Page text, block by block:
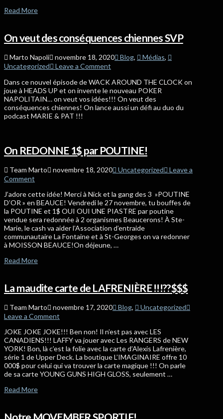
Read More
On veut des conséquences chiennes SVP
Marto Napoli novembre 18, 2020 Blog, Médias,
Uncategorized
Leave a Comment
Dans ce nouvel épisode de WACK AROUND THE CLOCK on
joue à HEADS UP et on invente le nouveau POKER
NAPOLITAIN… on veut vos idées!!! On veut des
conséquences chiennes! On lance aussi un défi au duo du
podcast MARIE & PAT !!!
On REDONNE 1$ par POUTINE!
Team Marto novembre 18, 2020 Uncategorized
Leave a
Comment
J’adore cette idée! Merci à Nick et la gang des 3 »POUTINE
D’OR » en BEAUCE! Vendredi le 27 novembre, tu bouffes de
la POUTINE et 1$ OUI OUI UNE PIASTRE par poutine
vendue sera redonnée à 2 organismes Beaucerons! À Ste-
Marie, le cash va aider l’Association d’entraide
communautaire La Fontaine et à St-Georges on va redonner
à MOISSON BEAUCE!On déjeune, …
Read More
La maudite carte de LAFRENIÈRE !!!??$$$
Team Marto novembre 17, 2020 Blog,
Uncategorized
Leave a Comment
JOKE JOKE JOKE!!! Ben non! Il n’est pas avec LES
CANADIENS!!! LAFFY va jouer avec Les RANGERS de NEW
YORK! Bon, là c’est la folie avec la carte d’Alexis Lafrenière,
série 1 de Upper Deck. La boutique L’IMAGINAIRE offre 10
000$ pour celui qui va trouver la carte magique !!! On parle
de sa carte YOUNG GUNS HIGH GLOSS, seulement …
Read More